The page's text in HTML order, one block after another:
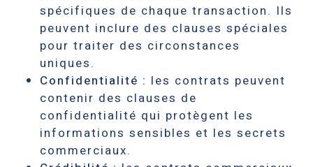
spécifiques de chaque transaction. Ils
peuvent inclure des clauses spéciales
pour traiter des circonstances
uniques.
Confidentialité : les contrats peuvent
contenir des clauses de
confidentialité qui protègent les
informations sensibles et les secrets
commerciaux.